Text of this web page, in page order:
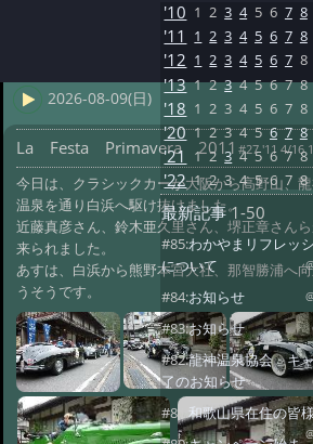
2026-08-09(日)
La Festa Primavera 2011 #27 '11 4/16
今日は、クラシックカーが大阪から高野山、
温泉を通り白浜へ駆け抜けました。
近藤真彦さん、鈴木亜久里さん、堺正章さん
来られました。
あすは、白浜から熊野本宮大社、那智勝浦へ
うそうです。
'10 1 2 3 4 5 6 7 8
'11 1 2 3 4 5 6 7 8
'12 1 2 3 4 5 6 7 8
'13 1 2 3 4 5 6 7 8
'18 1 2 3 4 5 6 7 8
'20 1 2 3 4 5 6 7 8
'21 1 2 3 4 5 6 7 8
'22 1 2 3 4 5 6 7 8
最新記事1-50
#85:わかやまリフレッ
について
#84:お知らせ
#83:お知らせ
#82:龍神温泉協会 キ
了のお知らせ
#81:和歌山県在住の皆